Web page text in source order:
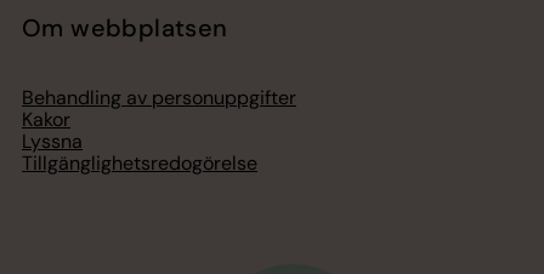
Om webbplatsen
Behandling av personuppgifter
Kakor
Lyssna
Tillgänglighetsredogörelse